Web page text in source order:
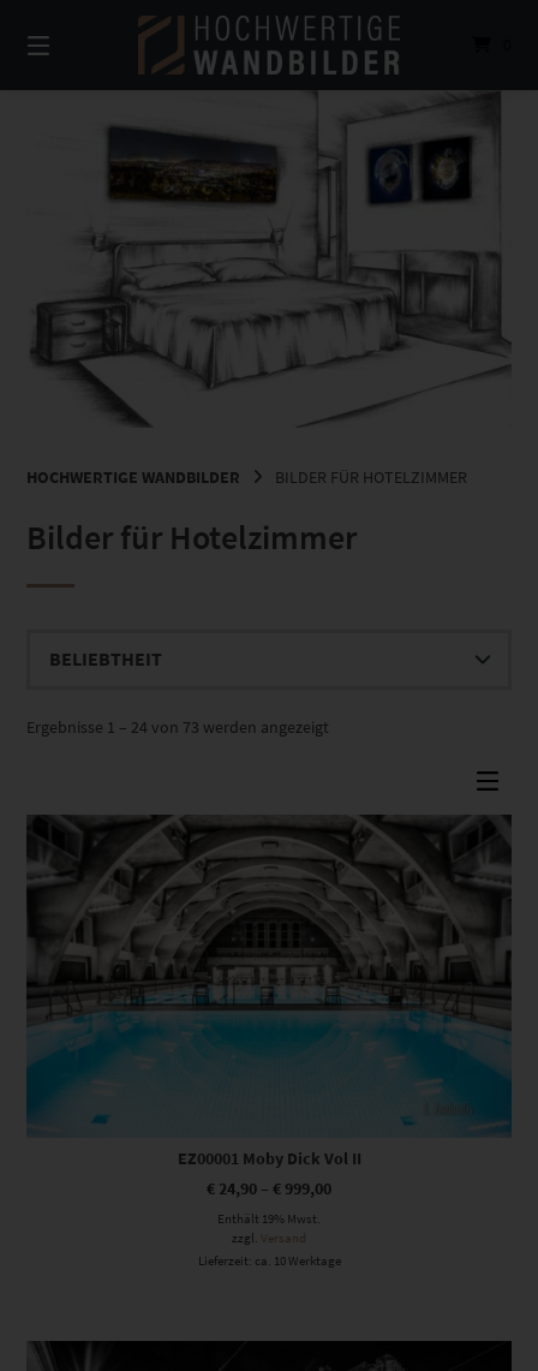
zum
Inhalt
HOCHWERTIGE WANDBILDER BILDER FÜR HOTELZIMMER
Bilder für Hotelzimmer
Ergebnisse 1 – 24 von 73 werden angezeigt
EZ00001 Moby Dick Vol II
€ 24,90 – € 999,00
Enthält 19% Mwst.
zzgl. Versand
Lieferzeit: ca. 10 Werktage
Dieses Produkt weist mehrere Varianten auf. Die Optionen können auf der Produktseite gewählt werden